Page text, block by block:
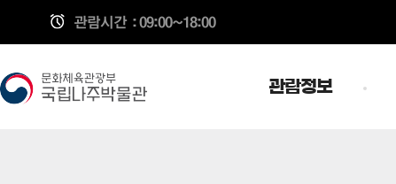
관람시간 : 09:00~18:00
관람정보